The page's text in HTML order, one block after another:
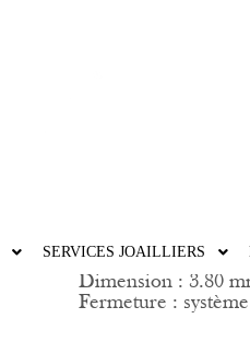
SERVICES JOAILLIERS
Or Jaune 750/1000
Dimension : 3.80
Fermeture :